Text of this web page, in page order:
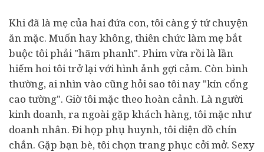
Khi đã là mẹ của hai đứa con, tôi càng ý tứ chuyện
ăn mặc. Muốn hay không, thiên chức làm mẹ bắt
buộc tôi phải "hãm phanh". Phim vừa rồi là lần
hiếm hoi tôi trở lại với hình ảnh gợi cảm. Còn bình
thường, ai nhìn vào cũng hỏi sao tôi nay "kín cổng
cao tường". Giờ tôi mặc theo hoàn cảnh. Là người
kinh doanh, ra ngoài gặp khách hàng, tôi mặc như
doanh nhân. Đi họp phụ huynh, tôi diện đồ chín
chắn. Gặp bạn bè, tôi chọn trang phục cởi mở. Sexy